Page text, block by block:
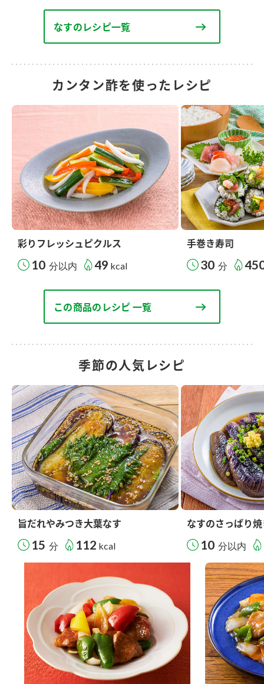
なすのレシピ一覧
カンタン酢を使ったレシピ
彩りフレッシュピクルス
10 分以内 49 kcal
手巻き寿司
30 分
この商品のレシピ 一覧
季節の人気レシピ
旨だれやみつき大葉なす
15 分 112 kcal
なすのさっぱり
10 分以内